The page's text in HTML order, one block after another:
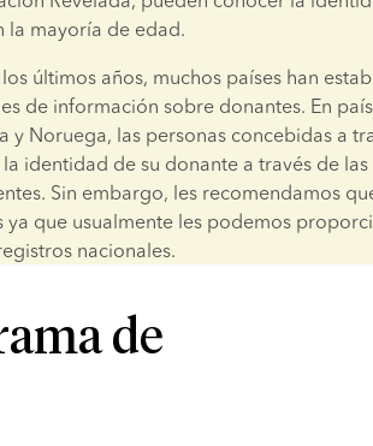
la mayoría de edad.
últimos años, muchos países han
de información sobre donantes. En
y Noruega, las personas concebidas a
identidad de su donante a través de
Sin embargo, les recomendamos
ya que usualmente les podemos
nacionales.
de